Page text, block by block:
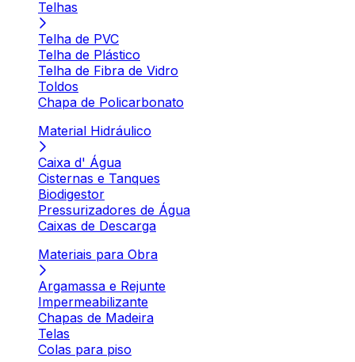
Telhas
Telha de PVC
Telha de Plástico
Telha de Fibra de Vidro
Toldos
Chapa de Policarbonato
Material Hidráulico
Caixa d' Água
Cisternas e Tanques
Biodigestor
Pressurizadores de Água
Caixas de Descarga
Materiais para Obra
Argamassa e Rejunte
Impermeabilizante
Chapas de Madeira
Telas
Colas para piso